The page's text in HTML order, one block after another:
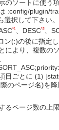
のソートに使う
:config/plugin/
選択して下さい
*1、DESC*2、
ン(:)の後に指定
により、複数の
目ごとに (1)
のページ名)を降
るページ数の上